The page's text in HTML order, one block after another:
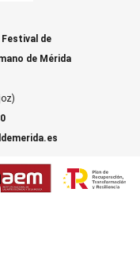
de
de Mérida